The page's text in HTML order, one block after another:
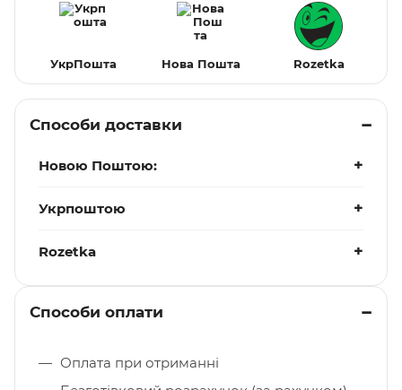
УкрПошта Нова Пошта Rozetka
Способи доставки
Новою Поштою:
Укрпоштою
Rozetka
Способи оплати
Оплата при отриманні